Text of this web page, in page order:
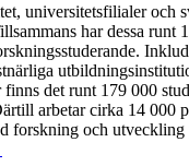
universitetsfilialer och
har dessa runt
det runt 179 000
arbetar cirka 14 000
forskning och utveckling